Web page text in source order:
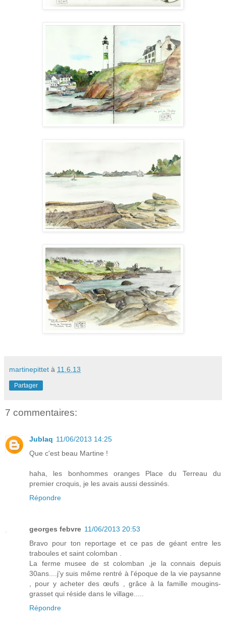
martinepittet à 11.6.13
Partager
7 commentaires:
Jublaq 11/06/2013 14:25
Que c'est beau Martine !
haha, les bonhommes oranges Place du Terreau du
premier croquis, je les avais aussi dessinés.
Répondre
georges febvre 11/06/2013 20:53
Bravo pour ton reportage et ce pas de géant entre les
traboules et saint colomban .
La ferme musee de st colomban ,je la connais depuis
30ans....j'y suis même rentré à l'époque de la vie paysanne
, pour y acheter des œufs , grâce à la famille mougins-
grasset qui réside dans le village.....
Répondre